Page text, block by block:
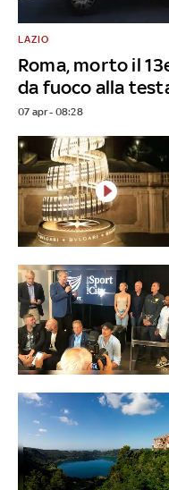
Roma, morto il
da fuoco alla
LAZIO
07 apr - 08:28